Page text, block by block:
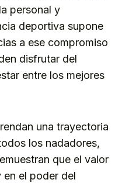
personal y
deportiva supone
a ese compromiso
disfrutar del
entre los mejores
una trayectoria
los nadadores,
que el valor
el poder del